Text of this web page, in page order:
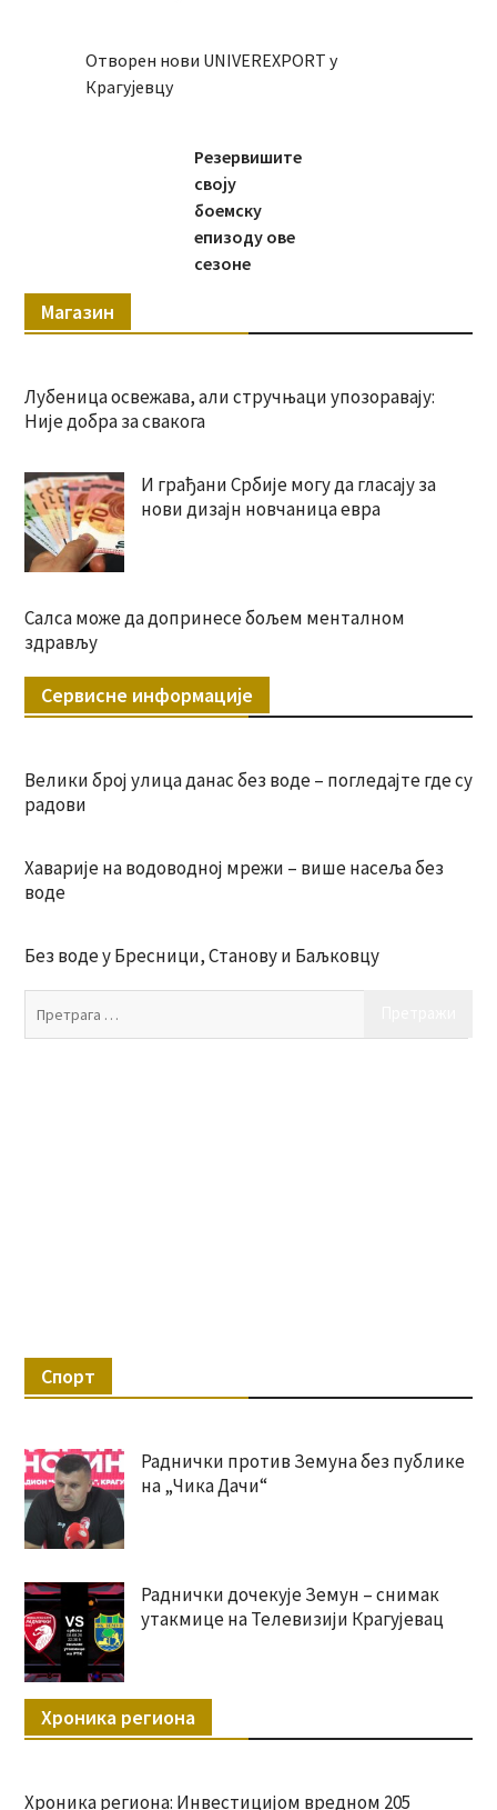
Отворен нови UNIVEREXPORT у
Крагујевцу
Резервишите
своју
боемску
епизоду ове
сезоне
Магазин
Лубеница освежава, али стручњаци упозоравају:
Није добра за свакога
И грађани Србије могу да гласају за
нови дизајн новчаница евра
Салса може да допринесе бољем менталном
здрављу
Сервисне информације
Велики број улица данас без воде – погледајте где су
радови
Хаварије на водоводној мрежи – више насеља без
воде
Без воде у Бресници, Станову и Баљковцу
Спорт
Раднички против Земуна без публике
на „Чика Дачи“
Раднички дочекује Земун – снимак
утакмице на Телевизији Крагујевац
Хроника региона
Хроника региона: Инвестицијом вредном 205